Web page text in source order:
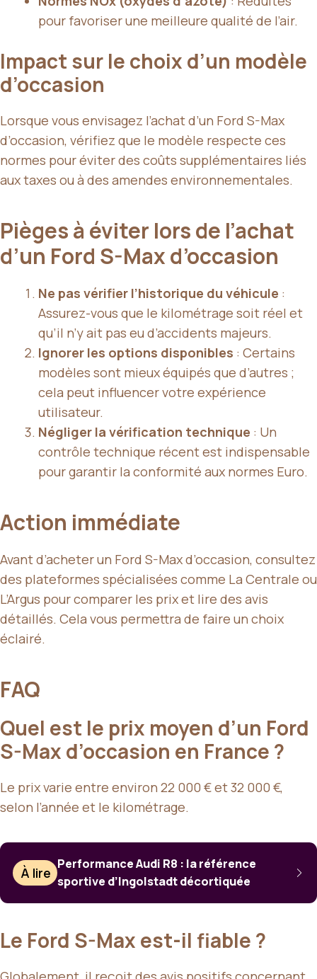
pour favoriser une meilleure qualité de l’air.
Impact sur le choix d’un modèle
d’occasion
Lorsque vous envisagez l’achat d’un Ford S-Max
d’occasion, vérifiez que le modèle respecte ces
normes pour éviter des coûts supplémentaires liés
aux taxes ou à des amendes environnementales.
Pièges à éviter lors de l’achat
d’un Ford S-Max d’occasion
Ne pas vérifier l’historique du véhicule :
Assurez-vous que le kilométrage soit réel et
qu’il n’y ait pas eu d’accidents majeurs.
Ignorer les options disponibles : Certains
modèles sont mieux équipés que d’autres ;
cela peut influencer votre expérience
utilisateur.
Négliger la vérification technique : Un
contrôle technique récent est indispensable
pour garantir la conformité aux normes Euro.
Action immédiate
Avant d’acheter un Ford S-Max d’occasion, consultez
des plateformes spécialisées comme La Centrale ou
L’Argus pour comparer les prix et lire des avis
détaillés. Cela vous permettra de faire un choix
éclairé.
FAQ
Quel est le prix moyen d’un Ford
S-Max d’occasion en France ?
Le prix varie entre environ 22 000 € et 32 000 €,
selon l’année et le kilométrage.
À lire
Performance Audi R8 : la référence
sportive d’Ingolstadt décortiquée
Le Ford S-Max est-il fiable ?